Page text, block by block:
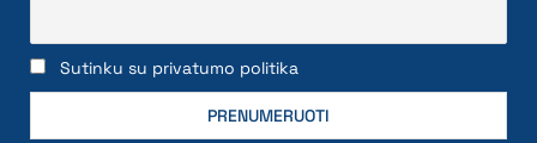
Sutinku su privatumo politika